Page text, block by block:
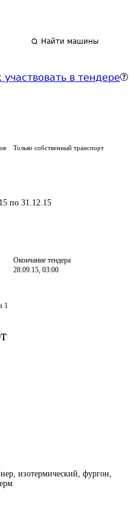
Найти машины
участвовать в тендере
Только собственный транспорт
по 31.12.15
Окончание тендера
28.09.15, 03:00
1
изотермический, фургон,